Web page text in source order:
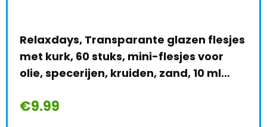
Transparante glazen flesjes
stuks, mini-flesjes voor
kruiden, zand, 10 ml…
Kollea
stuks ziplock-